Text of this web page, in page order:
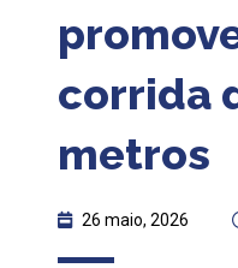
corrida
metros
26 maio, 2026